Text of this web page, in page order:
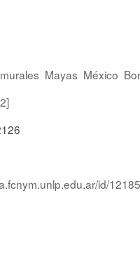
Mayas México
id/12185